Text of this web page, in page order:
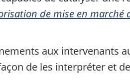
de mise en marché
aux intervenants
de les interpréter et